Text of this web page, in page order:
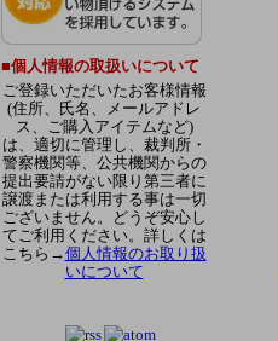
■個人情報の取扱いについて
ご登録いただいたお客様情報
(住所、氏名、メールアドレ
ス、ご購入アイテムなど)
は、適切に管理し、裁判所・
警察機関等、公共機関からの
提出要請がない限り第三者に
譲渡または利用する事は一切
ございません。どうぞ安心し
てご利用ください。詳しくは
こちら→個人情報のお取り扱
いについて